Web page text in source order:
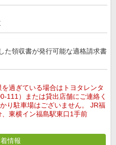
た領収書が発行可能な適格請求書
過ぎている場合はトヨタレンタ
111）または貸出店舗にご連絡く
り駐車場はございません。 JR福
東横イン福島駅東口1手前
情報